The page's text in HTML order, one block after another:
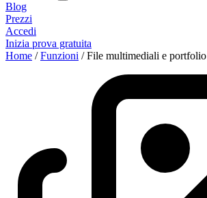
Blog‎
Prezzi
Accedi
Inizia prova gratuita
Home / Funzioni / File multimediali e portfolio